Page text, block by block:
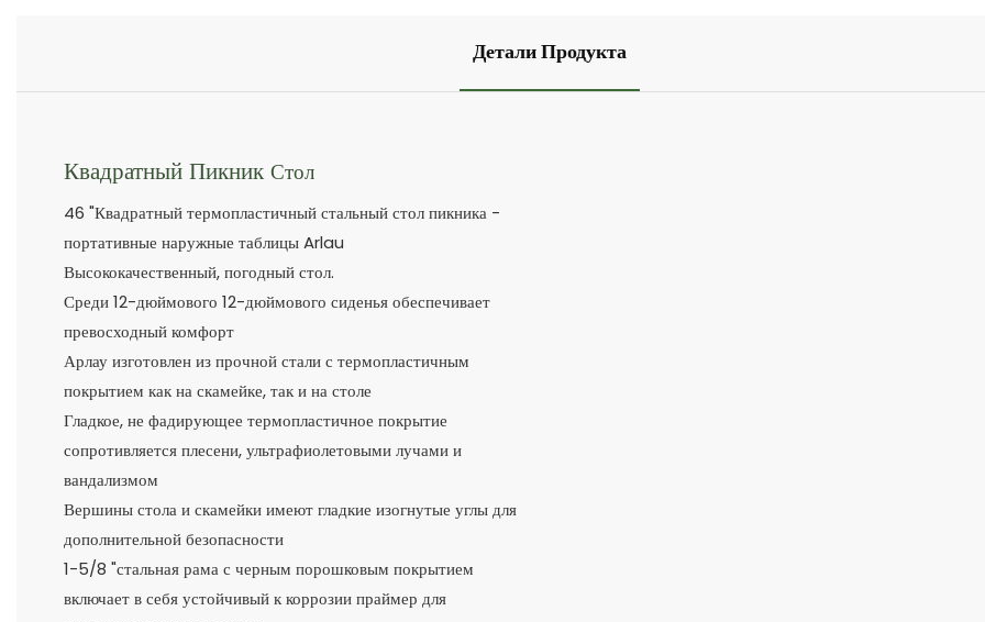
Детали Продукта
Квадратный ПикникСтол
46 "Квадратный термопластичный стальный стол пикника -
портативные наружные таблицы Arlau
Высококачественный, погодный стол.
Среди 12-дюймового 12-дюймового сиденья обеспечивает
превосходный комфорт
Арлау изготовлен из прочной стали с термопластичным
покрытием как на скамейке, так и на столе
Гладкое, не фадирующее термопластичное покрытие
сопротивляется плесени, ультрафиолетовыми лучами и
вандализмом
Вершины стола и скамейки имеют гладкие изогнутые углы для
дополнительной безопасности
1-5/8 "стальная рама с черным порошковым покрытием
включает в себя устойчивый к коррозии праймер для